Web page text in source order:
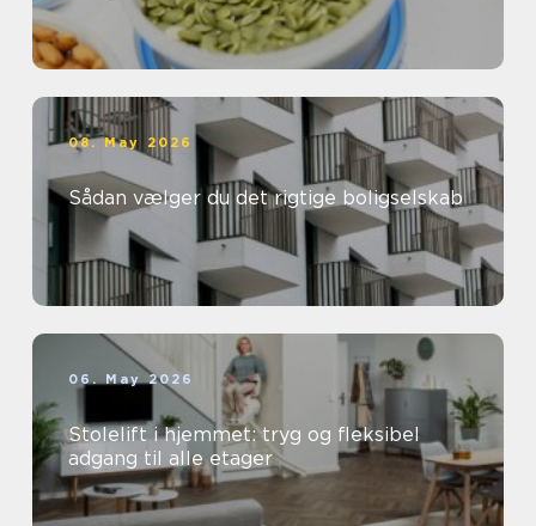
08. May 2026
Sådan vælger du det rigtige boligselskab
06. May 2026
Stolelift i hjemmet: tryg og fleksibel
adgang til alle etager